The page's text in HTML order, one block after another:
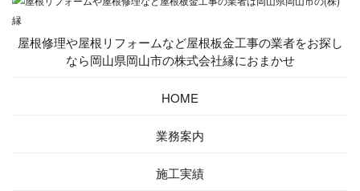
屋根修理や屋根リフォームなど屋根板金工事の業者をお探し
なら岡山県岡山市の株式会社縁におまかせ
HOME
業務案内
施工実績